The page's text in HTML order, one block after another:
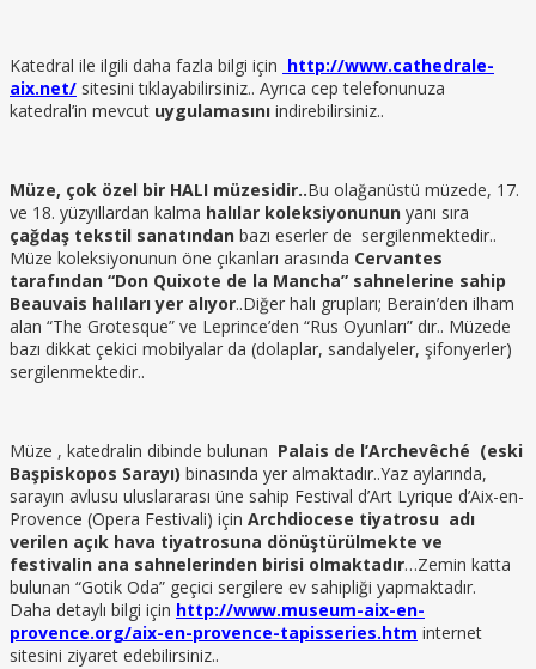
Katedral ile ilgili daha fazla bilgi için http://www.cathedrale-
aix.net/ sitesini tıklayabilirsiniz.. Ayrıca cep telefonunuza
katedral’in mevcut uygulamasını indirebilirsiniz..
Müze, çok özel bir HALI müzesidir..Bu olağanüstü müzede, 17.
ve 18. yüzyıllardan kalma halılar koleksiyonunun yanı sıra
çağdaş tekstil sanatından bazı eserler de sergilenmektedir..
Müze koleksiyonunun öne çıkanları arasında Cervantes
tarafından “Don Quixote de la Mancha” sahnelerine sahip
Beauvais halıları yer alıyor..Diğer halı grupları; Berain’den ilham
alan “The Grotesque” ve Leprince’den “Rus Oyunları” dır.. Müzede
bazı dikkat çekici mobilyalar da (dolaplar, sandalyeler, şifonyerler)
sergilenmektedir..
Müze , katedralin dibinde bulunan Palais de l’Archevêché (eski
Başpiskopos Sarayı) binasında yer almaktadır..Yaz aylarında,
sarayın avlusu uluslararası üne sahip Festival d’Art Lyrique d’Aix-en-
Provence (Opera Festivali) için Archdiocese tiyatrosu adı
verilen açık hava tiyatrosuna dönüştürülmekte ve
festivalin ana sahnelerinden birisi olmaktadır…Zemin katta
bulunan “Gotik Oda” geçici sergilere ev sahipliği yapmaktadır.
Daha detaylı bilgi için http://www.museum-aix-en-
provence.org/aix-en-provence-tapisseries.htm internet
sitesini ziyaret edebilirsiniz..